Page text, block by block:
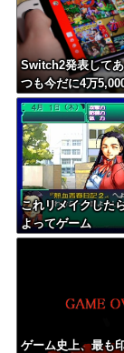
Switch2発表して
つも今だに4万
様・・・・・・
これリメイクした
よってゲーム
ゲーム史上、最も